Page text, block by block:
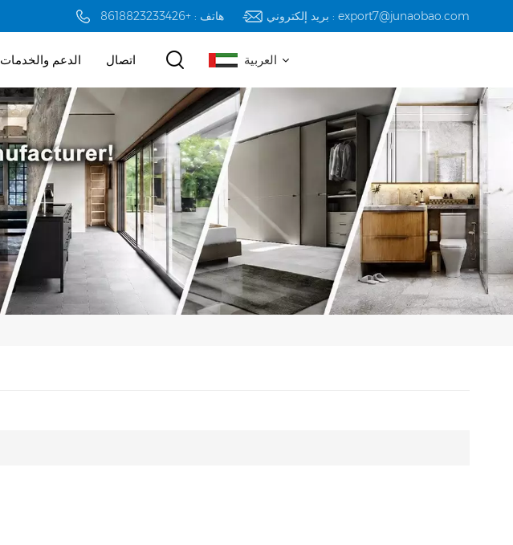
هاتف : +8618823233426 بريد إلكتروني : export7@junaobao.com
الدعم والخدمات اتصال العربية
English
русский
español
العربية